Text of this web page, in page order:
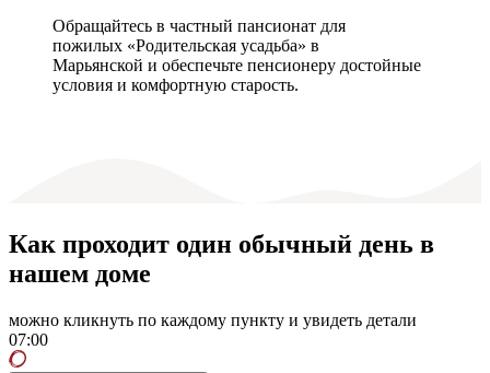
Обращайтесь в частный пансионат для
пожилых «Родительская усадьба» в
Марьянской и обеспечьте пенсионеру достойные
условия и комфортную старость.
Как проходит один обычный день в
нашем доме
можно кликнуть по каждому пункту и увидеть детали
07:00